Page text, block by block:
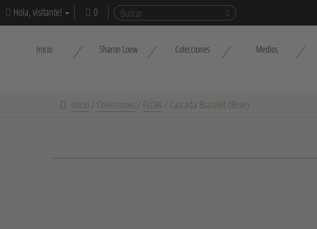
Hola, visitante! 0
Inicio Sharon Loew Colecciones Medios
Inicio/Colecciones/FLOW/Cascada Bracelet (Blue)